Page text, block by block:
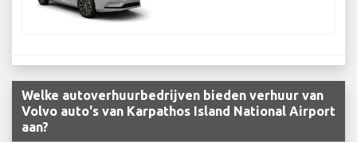
Welke autoverhuurbedrijven bieden verhuur van
Volvo auto's van Karpathos Island National Airport
aan?